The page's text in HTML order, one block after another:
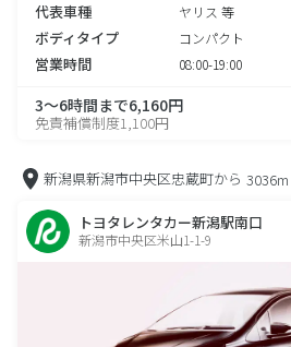
代表車種 ヤリス 等
ボディタイプ コンパクト
営業時間 08:00-19:00
3～6時間まで6,160円
免責補償制度1,100円
新潟県新潟市中央区忠蔵町から 3036m
トヨタレンタカー新潟駅南口
新潟市中央区米山1-1-9